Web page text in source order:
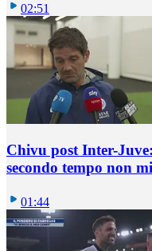
02:51
Chivu post Inter-
secondo tempo non
01:44